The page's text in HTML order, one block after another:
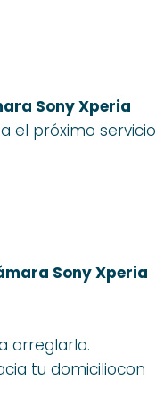
Sony Xperia
el próximo servicio
Sony Xperia
arreglarlo.
tu domiciliocon